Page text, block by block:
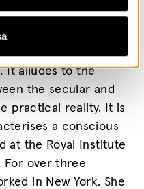
life. Hatz’s
painting
art. One of the
It alludes to the
the secular and
practical reality. It is
a conscious
at the Royal Institute
For over three
in New York. She